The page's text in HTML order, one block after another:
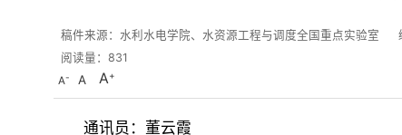
稿件来源：水利水电学院、水资源工程与调度全国重点实验室
阅读量：831
A A A
通讯员：董云霞